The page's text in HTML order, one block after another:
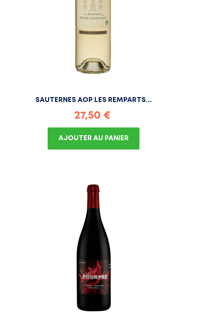
SAUTERNES AOP LES REMPARTS...
Prix
27,50 €
AJOUTER AU PANIER